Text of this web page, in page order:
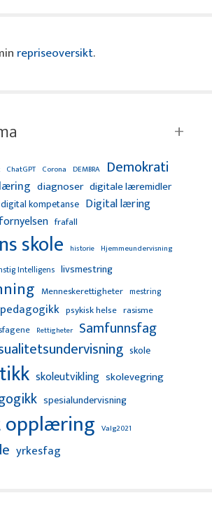
repriseoversikt.
ChatGPT Corona DEMBRA Demokrati
diagnoser digitale læremidler
digital kompetanse Digital læring
frafall
skole historie Hjemmeundervisning
Intelligens livsmestring
Menneskerettigheter mestring
pedagogikk psykisk helse rasisme
Rettigheter Samfunnsfag
skole
skoleutvikling skolevegring
spesialundervisning
opplæring Valg2021
yrkesfag